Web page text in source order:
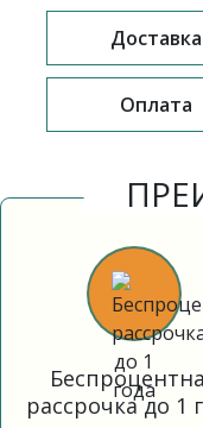
Доставка
Оплата
рассрочка до 1